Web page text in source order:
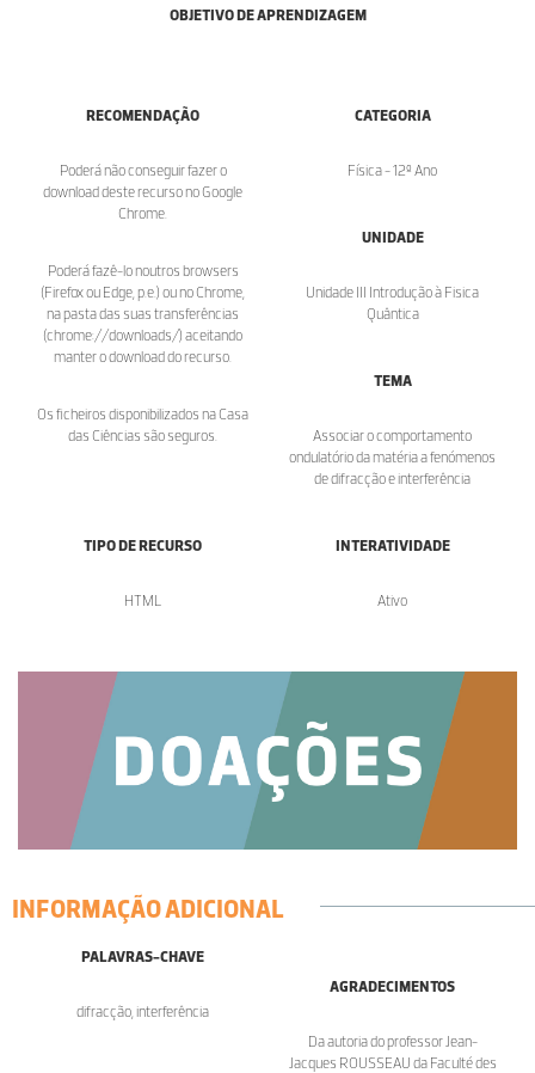
OBJETIVO DE APRENDIZAGEM
RECOMENDAÇÃO
Poderá não conseguir fazer o
download deste recurso no Google
Chrome.
Poderá fazê-lo noutros browsers
(Firefox ou Edge, p.e.) ou no Chrome,
na pasta das suas transferências
(chrome://downloads/) aceitando
manter o download do recurso.
Os ficheiros disponibilizados na Casa
das Ciências são seguros.
CATEGORIA
Física - 12º Ano
UNIDADE
Unidade III Introdução à Fisica
Quântica
TEMA
Associar o comportamento
ondulatório da matéria a fenómenos
de difracção e interferência
TIPO DE RECURSO
HTML
INTERATIVIDADE
Ativo
INFORMAÇÃO ADICIONAL
PALAVRAS-CHAVE
difracção, interferência
AGRADECIMENTOS
Da autoria do professor Jean-
Jacques ROUSSEAU da Faculté des